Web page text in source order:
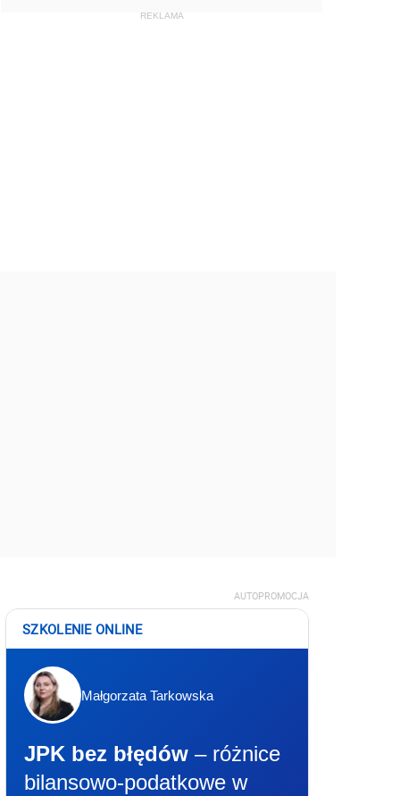
AUTOPROMOCJA
SZKOLENIE ONLINE
Małgorzata Tarkowska
JPK bez błędów – różnice
bilansowo-podatkowe w